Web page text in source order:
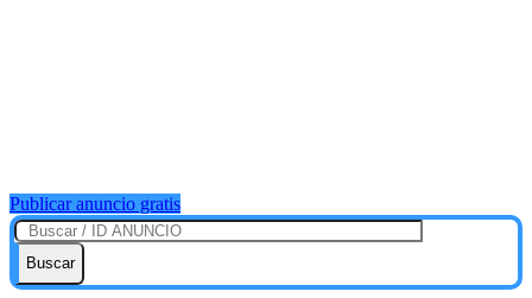
Publicar anuncio gratis
Buscar